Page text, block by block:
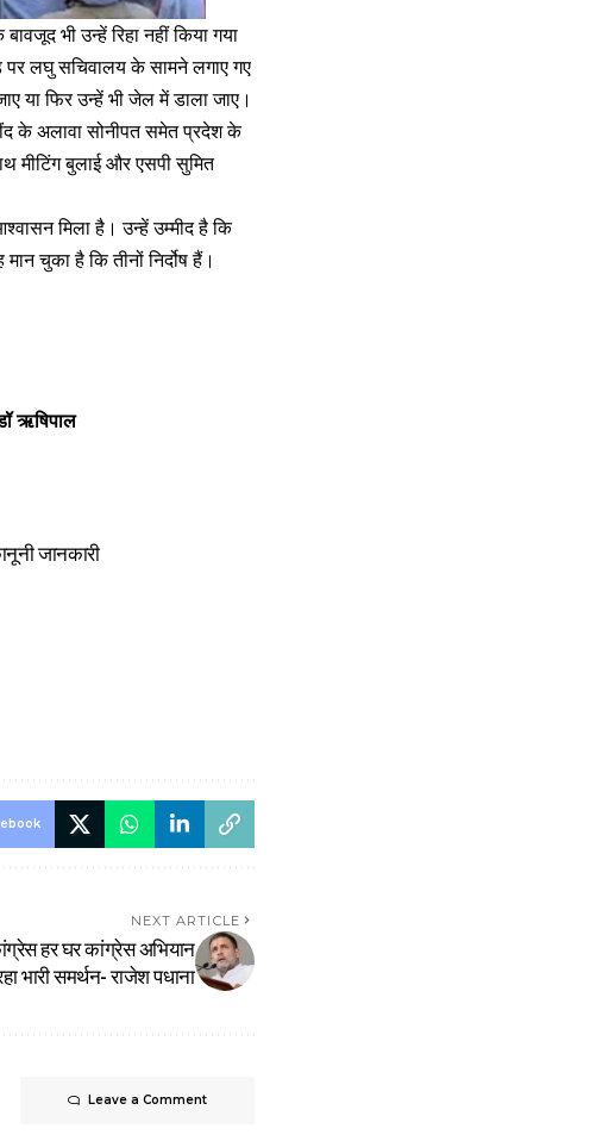
भी उन्हें रिहा नहीं किया गया
पर लघु सचिवालय के सामने लगाए गए
या फिर उन्हें भी जेल में डाला जाए।
के अलावा सोनीपत समेत प्रदेश के
मीटिंग बुलाई और एसपी सुमित
मिला है। उन्हें उम्मीद है कि
चुका है कि तीनों निर्दोष हैं।
ऋषिपाल
जानकारी
NEXT ARTICLE
हर घर कांग्रेस अभियान
भारी समर्थन- राजेश पधाना
Leave a Comment